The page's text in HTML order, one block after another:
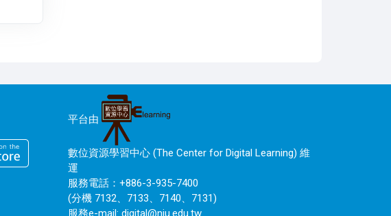
平台由
數位資源學習中心 (The Center for Digital Learning) 維
運
服務電話：+886-3-935-7400
(分機 7132、7133、7140、7131)
服務e-mail:digital@niu.edu.tw